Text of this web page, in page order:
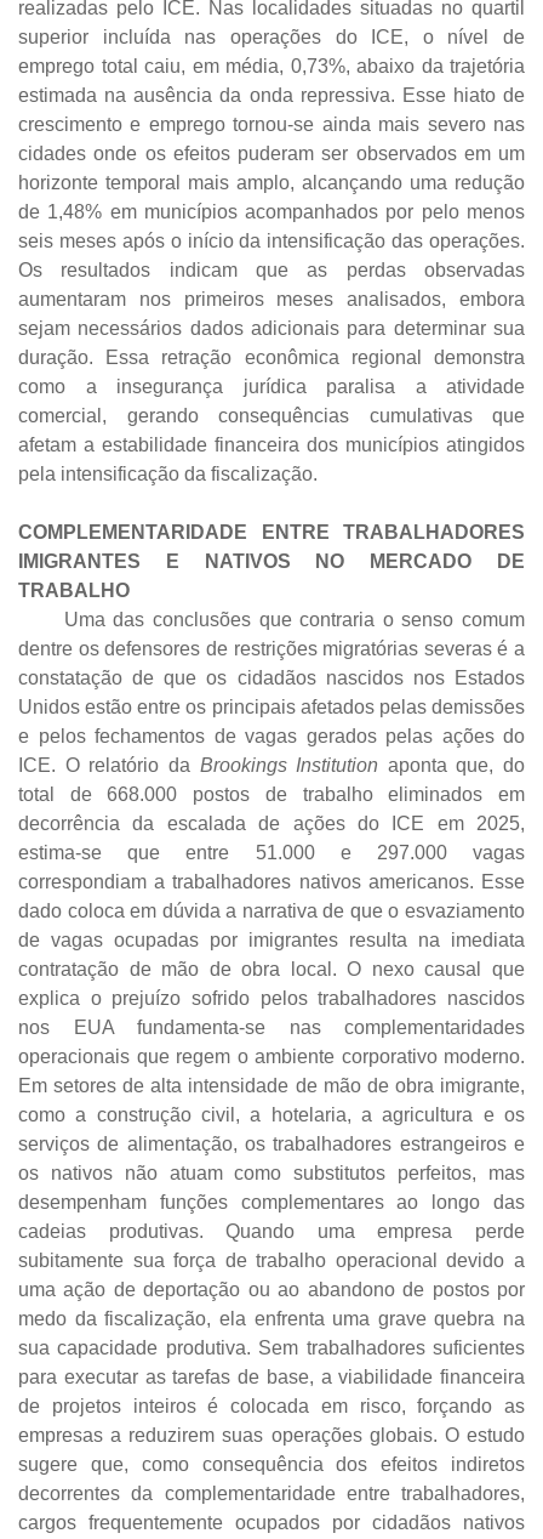
realizadas pelo ICE. Nas localidades situadas no quartil
superior incluída nas operações do ICE, o nível de
emprego total caiu, em média, 0,73%, abaixo da trajetória
estimada na ausência da onda repressiva. Esse hiato de
crescimento e emprego tornou-se ainda mais severo nas
cidades onde os efeitos puderam ser observados em um
horizonte temporal mais amplo, alcançando uma redução
de 1,48% em municípios acompanhados por pelo menos
seis meses após o início da intensificação das operações.
Os resultados indicam que as perdas observadas
aumentaram nos primeiros meses analisados, embora
sejam necessários dados adicionais para determinar sua
duração. Essa retração econômica regional demonstra
como a insegurança jurídica paralisa a atividade
comercial, gerando consequências cumulativas que
afetam a estabilidade financeira dos municípios atingidos
pela intensificação da fiscalização.
COMPLEMENTARIDADE ENTRE TRABALHADORES
IMIGRANTES E NATIVOS NO MERCADO DE
TRABALHO
Uma das conclusões que contraria o senso comum
dentre os defensores de restrições migratórias severas é a
constatação de que os cidadãos nascidos nos Estados
Unidos estão entre os principais afetados pelas demissões
e pelos fechamentos de vagas gerados pelas ações do
ICE. O relatório da Brookings Institution aponta que, do
total de 668.000 postos de trabalho eliminados em
decorrência da escalada de ações do ICE em 2025,
estima-se que entre 51.000 e 297.000 vagas
correspondiam a trabalhadores nativos americanos. Esse
dado coloca em dúvida a narrativa de que o esvaziamento
de vagas ocupadas por imigrantes resulta na imediata
contratação de mão de obra local. O nexo causal que
explica o prejuízo sofrido pelos trabalhadores nascidos
nos EUA fundamenta-se nas complementaridades
operacionais que regem o ambiente corporativo moderno.
Em setores de alta intensidade de mão de obra imigrante,
como a construção civil, a hotelaria, a agricultura e os
serviços de alimentação, os trabalhadores estrangeiros e
os nativos não atuam como substitutos perfeitos, mas
desempenham funções complementares ao longo das
cadeias produtivas. Quando uma empresa perde
subitamente sua força de trabalho operacional devido a
uma ação de deportação ou ao abandono de postos por
medo da fiscalização, ela enfrenta uma grave quebra na
sua capacidade produtiva. Sem trabalhadores suficientes
para executar as tarefas de base, a viabilidade financeira
de projetos inteiros é colocada em risco, forçando as
empresas a reduzirem suas operações globais. O estudo
sugere que, como consequência dos efeitos indiretos
decorrentes da complementaridade entre trabalhadores,
cargos frequentemente ocupados por cidadãos nativos